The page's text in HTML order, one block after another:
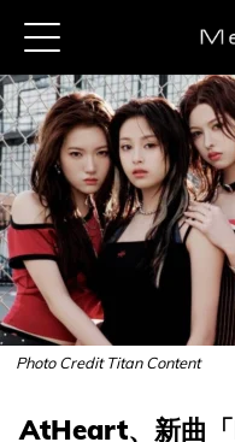
Photo Credit Titan Content
AtHeart、新曲